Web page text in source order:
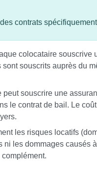
contrats
colocataire
souscrits auprès du
souscrire une
le contrat de bail. Le
les risques locatifs
ni les dommages causés